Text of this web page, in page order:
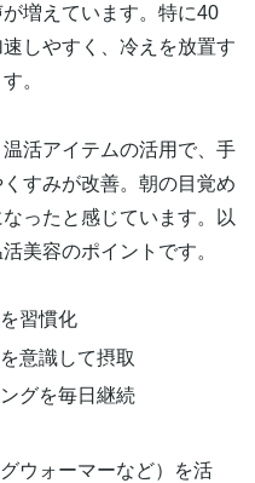
増えています。特に40
しやすく、冷えを放置す
。
活アイテムの活用で、手
すみが改善。朝の目覚め
ったと感じています。以
美容のポイントです。
習慣化
意識して摂取
グを毎日継続
ウォーマーなど）を活